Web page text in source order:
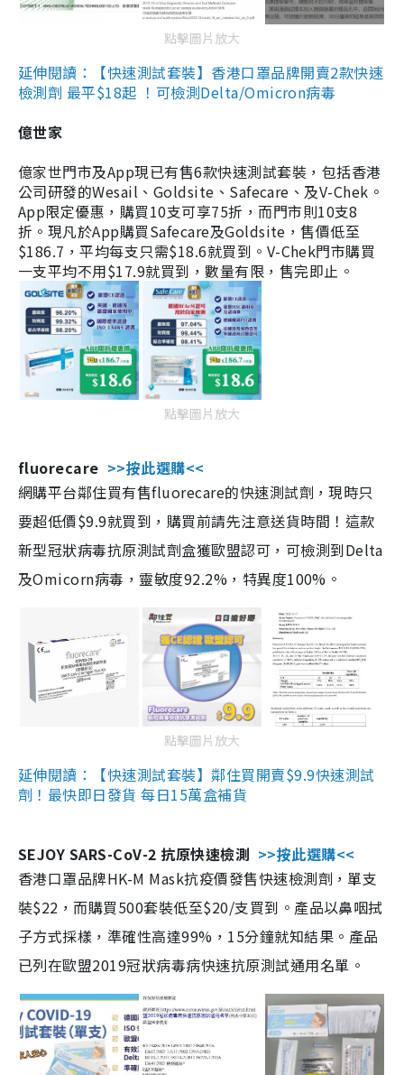
點擊圖片放大
延伸閱讀：【快速測試套裝】香港口罩品牌開賣2款快速
檢測劑 最平$18起 ！可檢測Delta/Omicron病毒
億世家
億家世門市及App現已有售6款快速測試套裝，包括香港
公司研發的Wesail、Goldsite、Safecare、及V-Chek。
App限定優惠，購買10支可享75折，而門市則10支8
折。現凡於App購買Safecare及Goldsite，售價低至
$186.7，平均每支只需$18.6就買到。V-Chek門市購買
一支平均不用$17.9就買到，數量有限，售完即止。
點擊圖片放大
fluorecare >>按此選購<<
網購平台鄰住買有售fluorecare的快速測試劑，現時只
要超低價$9.9就買到，購買前請先注意送貨時間！這款
新型冠狀病毒抗原測試劑盒獲歐盟認可，可檢測到Delta
及Omicorn病毒，靈敏度92.2%，特異度100%。
點擊圖片放大
延伸閱讀：【快速測試套裝】鄰住買開賣$9.9快速測試
劑！最快即日發貨 每日15萬盒補貨
SEJOY SARS-CoV-2 抗原快速檢測 >>按此選購<<
香港口罩品牌HK-M Mask抗疫價發售快速檢測劑，單支
裝$22，而購買500套裝低至$20/支買到。產品以鼻咽拭
子方式採樣，準確性高達99%，15分鐘就知結果。產品
已列在歐盟2019冠狀病毒病快速抗原測試通用名單。